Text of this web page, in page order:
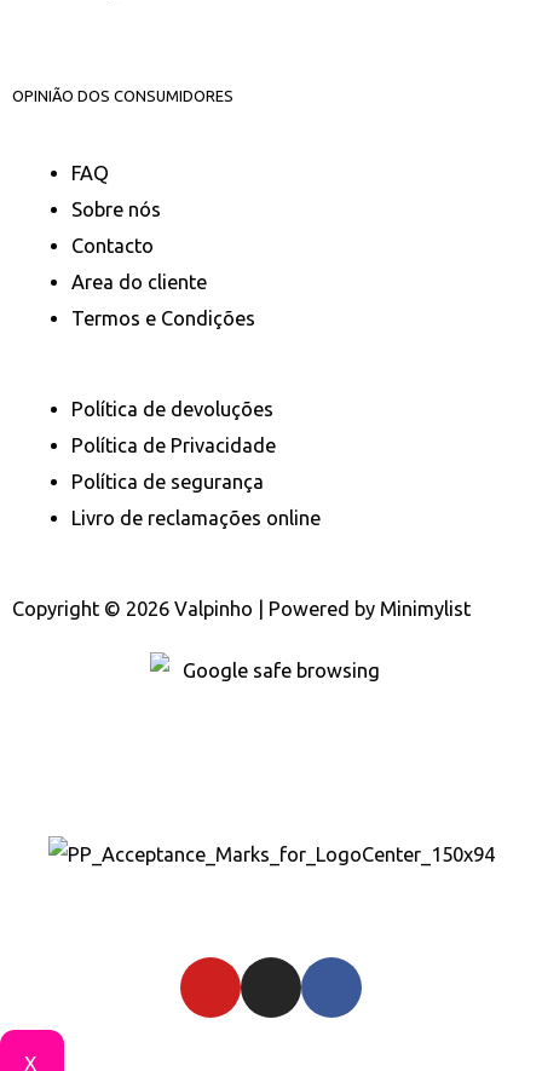
OPINIÃO DOS CONSUMIDORES
FAQ
Sobre nós
Contacto
Area do cliente
Termos e Condições
Política de devoluções
Política de Privacidade
Política de segurança
Livro de reclamações online
Copyright © 2026 Valpinho | Powered by Minimylist
X